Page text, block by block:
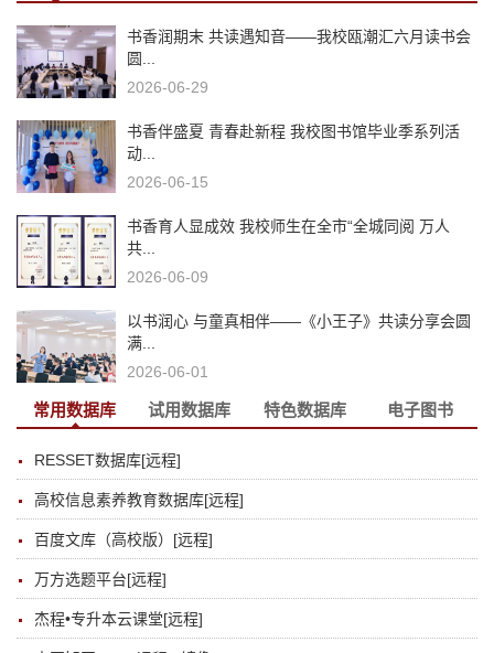
书香润期末 共读遇知音——我校瓯潮汇六月读书会
圆...
2026-06-29
书香伴盛夏 青春赴新程 我校图书馆毕业季系列活
动...
2026-06-15
书香育人显成效 我校师生在全市“全城同阅 万人
共...
2026-06-09
以书润心 与童真相伴——《小王子》共读分享会圆
满...
2026-06-01
常用数据库 试用数据库 特色数据库 电子图书
RESSET数据库[远程]
高校信息素养教育数据库[远程]
百度文库（高校版） [远程]
万方选题平台[远程]
杰程•专升本云课堂[远程]